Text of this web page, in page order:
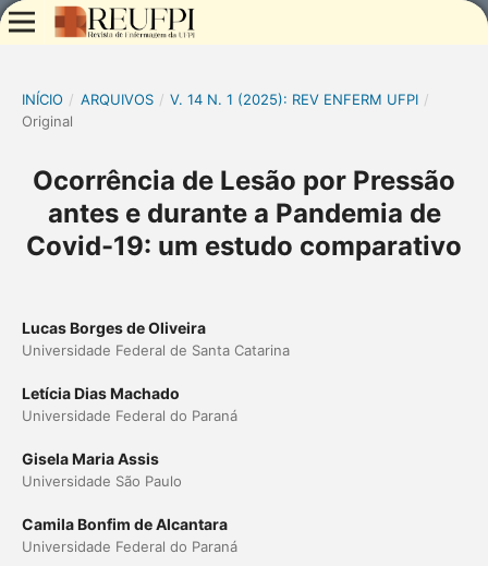
INÍCIO / ARQUIVOS / V. 14 N. 1 (2025): REV ENFERM UFPI /
Original
Ocorrência de Lesão por Pressão
antes e durante a Pandemia de
Covid-19: um estudo comparativo
Lucas Borges de Oliveira
Universidade Federal de Santa Catarina
Letícia Dias Machado
Universidade Federal do Paraná
Gisela Maria Assis
Universidade São Paulo
Camila Bonfim de Alcantara
Universidade Federal do Paraná